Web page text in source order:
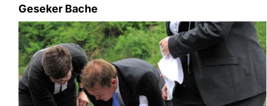
Geseker Bache